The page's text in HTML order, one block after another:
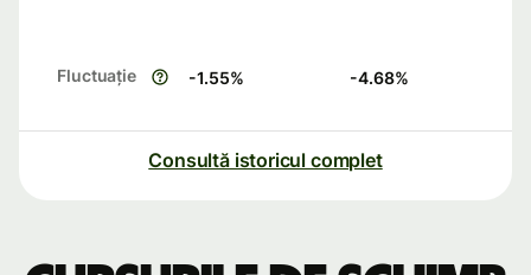
Fluctuație -1.55% -4.68%
Consultă istoricul complet